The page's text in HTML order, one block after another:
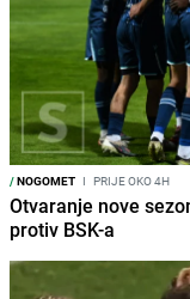
/NOGOMET I PRIJE OKO 4H
Otvaranje nove
protiv BSK-a